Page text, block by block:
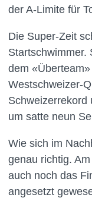
der A-Limite für
Die Super-Zeit
Startschwimmer.
dem
Westschweizer-
Schweizerrekord
um satte neun
Wie sich im
genau richtig.
auch noch das
angesetzt